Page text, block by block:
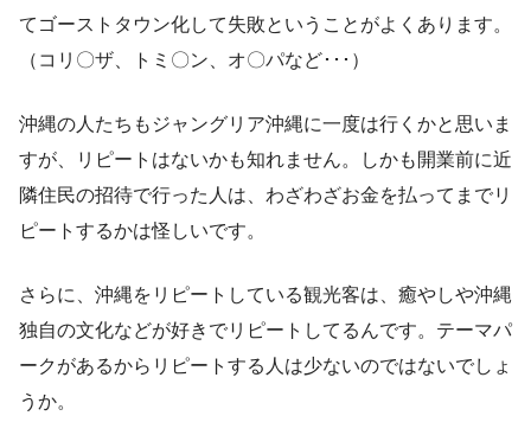
てゴーストタウン化して失敗ということがよくあります。
（コリ〇ザ、トミ〇ン、オ〇パなど･･･）
沖縄の人たちもジャングリア沖縄に一度は行くかと思いま
すが、リピートはないかも知れません。しかも開業前に近
隣住民の招待で行った人は、わざわざお金を払ってまでリ
ピートするかは怪しいです。
さらに、沖縄をリピートしている観光客は、癒やしや沖縄
独自の文化などが好きでリピートしてるんです。テーマパ
ークがあるからリピートする人は少ないのではないでしょ
うか。